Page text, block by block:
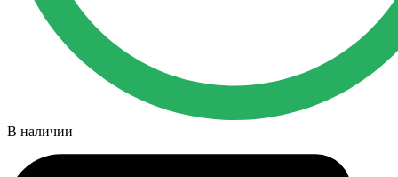
В наличии